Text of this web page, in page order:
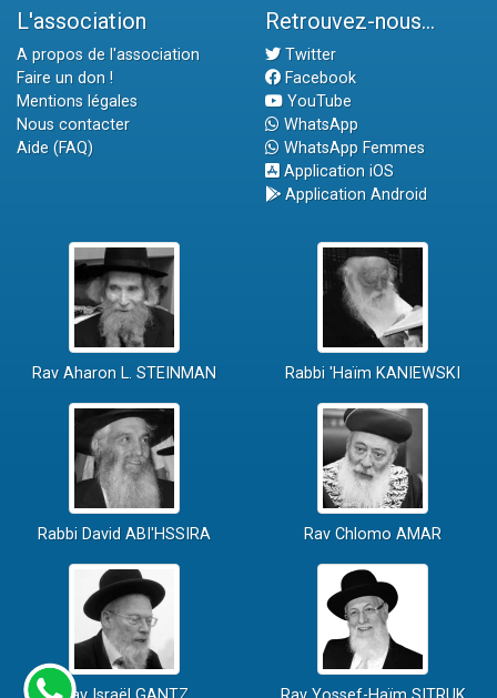
L'association
A propos de l'association
Faire un don !
Mentions légales
Nous contacter
Aide (FAQ)
Retrouvez-nous...
Twitter
Facebook
YouTube
WhatsApp
WhatsApp Femmes
Application iOS
Application Android
Rav Aharon L. STEINMAN Rabbi 'Haïm KANIEWSKI
Rabbi David ABI'HSSIRA Rav Chlomo AMAR